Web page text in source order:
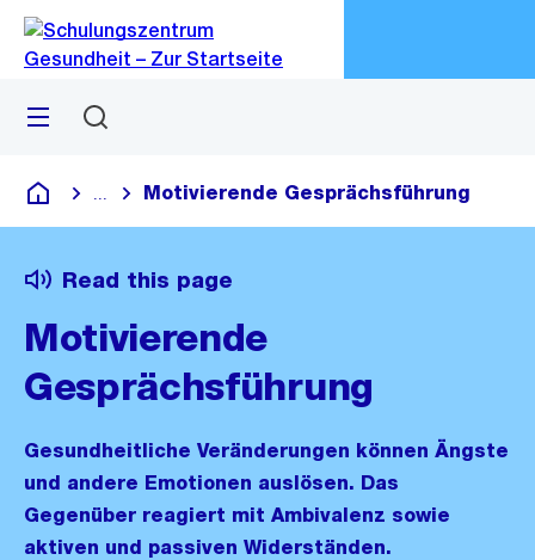
Navigation
Quick
Link
Menü
Schulungszentrum Gesundheit
Blende alle Breadcrumbs ein
Motivierende Gesprächsführung
Read this page
Motivierende
Gesprächsführung
Gesundheitliche Veränderungen können Ängste
und andere Emotionen auslösen. Das
Gegenüber reagiert mit Ambivalenz sowie
aktiven und passiven Widerständen.